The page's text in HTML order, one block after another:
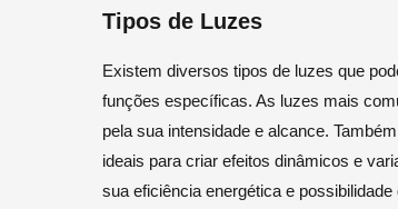
Tipos de Luzes
Existem diversos tipos de luzes que
funções específicas. As luzes mais
pela sua intensidade e alcance.
ideais para criar efeitos dinâmicos e
sua eficiência energética e